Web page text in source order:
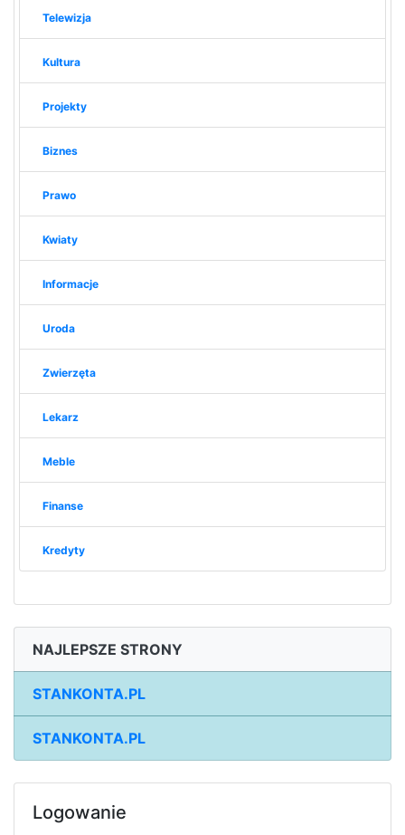
Telewizja
Kultura
Projekty
Biznes
Prawo
Kwiaty
Informacje
Uroda
Zwierzęta
Lekarz
Meble
Finanse
Kredyty
NAJLEPSZE STRONY
STANKONTA.PL
STANKONTA.PL
Logowanie